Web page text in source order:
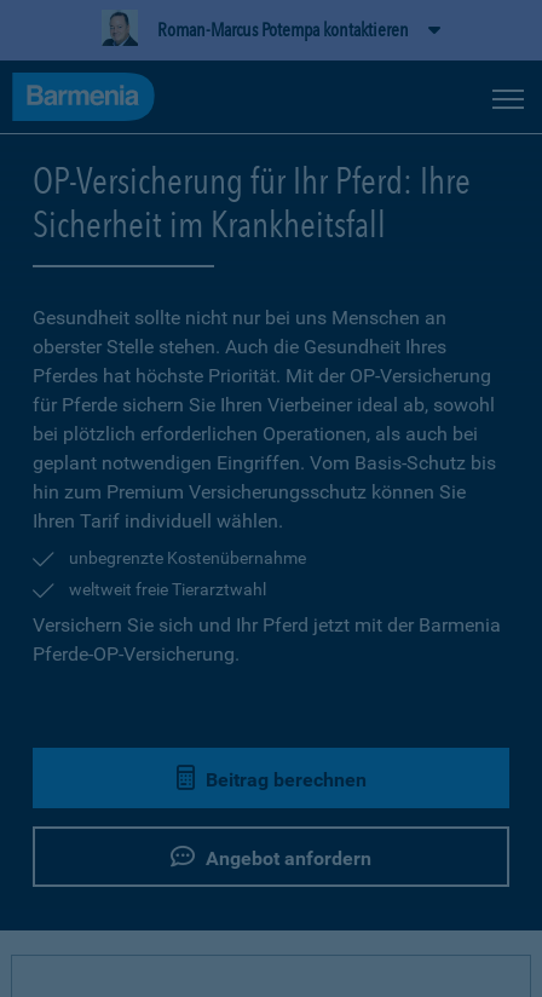
Roman-Marcus Potempa kontaktieren
OP-Versicherung für Ihr Pferd: Ihre
Sicherheit im Krankheitsfall
Gesundheit sollte nicht nur bei uns Menschen an
oberster Stelle stehen. Auch die Gesundheit Ihres
Pferdes hat höchste Priorität. Mit der OP-Versicherung
für Pferde sichern Sie Ihren Vierbeiner ideal ab, sowohl
bei plötzlich erforderlichen Operationen, als auch bei
geplant notwendigen Eingriffen. Vom Basis-Schutz bis
hin zum Premium Versicherungsschutz können Sie
Ihren Tarif individuell wählen.
unbegrenzte Kostenübernahme
weltweit freie Tierarztwahl
Versichern Sie sich und Ihr Pferd jetzt mit der Barmenia
Pferde-OP-Versicherung.
Beitrag berechnen
Angebot anfordern